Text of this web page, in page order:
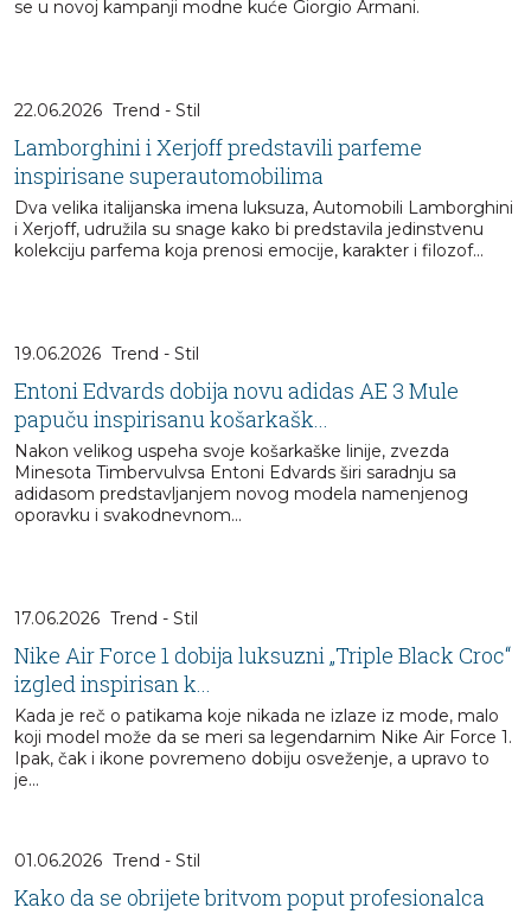
se u novoj kampanji modne kuće Giorgio Armani.
22.06.2026 Trend - Stil
Lamborghini i Xerjoff predstavili parfeme
inspirisane superautomobilima
Dva velika italijanska imena luksuza, Automobili Lamborghini
i Xerjoff, udružila su snage kako bi predstavila jedinstvenu
kolekciju parfema koja prenosi emocije, karakter i filozof...
19.06.2026 Trend - Stil
Entoni Edvards dobija novu adidas AE 3 Mule
papuču inspirisanu košarkašk...
Nakon velikog uspeha svoje košarkaške linije, zvezda
Minesota Timbervulvsa Entoni Edvards širi saradnju sa
adidasom predstavljanjem novog modela namenjenog
oporavku i svakodnevnom...
17.06.2026 Trend - Stil
Nike Air Force 1 dobija luksuzni „Triple Black Croc“
izgled inspirisan k...
Kada je reč o patikama koje nikada ne izlaze iz mode, malo
koji model može da se meri sa legendarnim Nike Air Force 1.
Ipak, čak i ikone povremeno dobiju osveženje, a upravo to
je...
01.06.2026 Trend - Stil
Kako da se obrijete britvom poput profesionalca